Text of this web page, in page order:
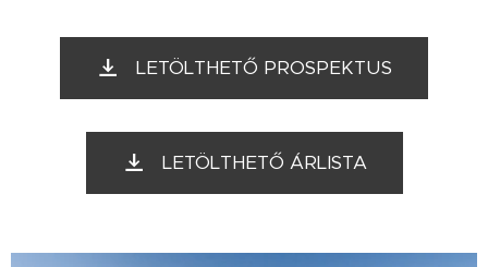
LETÖLTHETŐ PROSPEKTUS
LETÖLTHETŐ ÁRLISTA